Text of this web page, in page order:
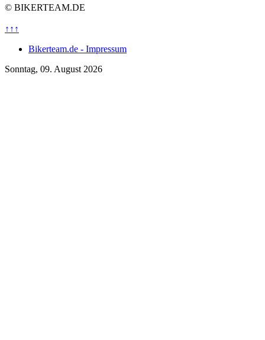
© BIKERTEAM.DE
↑↑↑
Bikerteam.de - Impressum
Sonntag, 09. August 2026